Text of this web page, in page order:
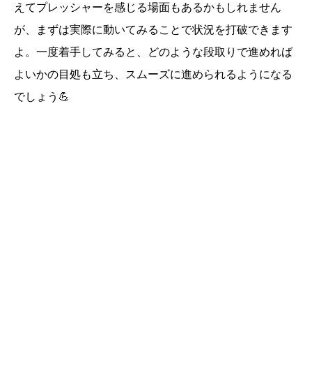
えてプレッシャーを感じる場面もあるかもしれません
が、まずは実際に動いてみることで状況を打破できます
よ。一度着手してみると、どのような段取りで進めれば
よいかの目処も立ち、スムーズに進められるようになる
でしょう💪